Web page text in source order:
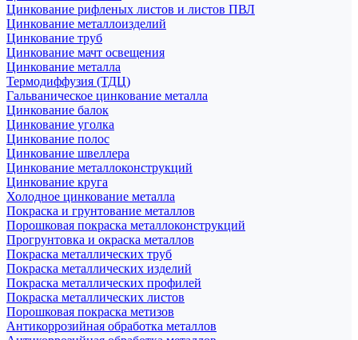
Цинкование рифленых листов и листов ПВЛ
Цинкование металлоизделий
Цинкование труб
Цинкование мачт освещения
Цинкование металла
Термодиффузия (ТДЦ)
Гальваническое цинкование металла
Цинкование балок
Цинкование уголка
Цинкование полос
Цинкование швеллера
Цинкование металлоконструкций
Цинкование круга
Холодное цинкование металла
Покраска и грунтование металлов
Порошковая покраска металлоконструкций
Прогрунтовка и окраска металлов
Покраска металлических труб
Покраска металлических изделий
Покраска металлических профилей
Покраска металлических листов
Порошковая покраска метизов
Антикоррозийная обработка металлов